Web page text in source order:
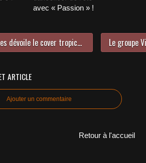
avec « Passion » !
Palm Trees dévoile le cover tropical house de Casanova !
ARTICLE
Ajouter un commentaire
Retour à l'accueil